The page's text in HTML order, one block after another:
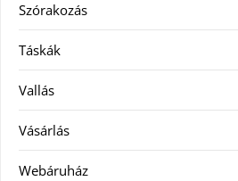
Szórakozás
Táskák
Vallás
Vásárlás
Webáruház